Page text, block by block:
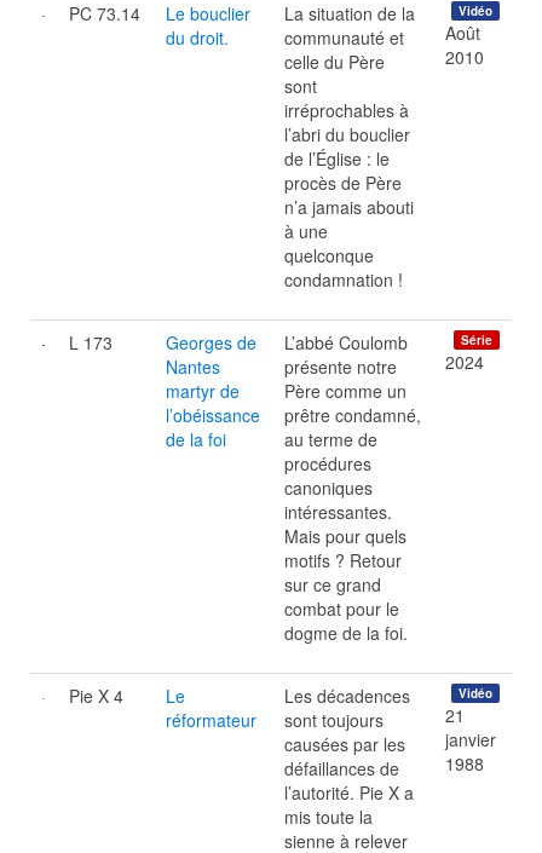
PC 73.14
Le bouclier
du droit.
La situation de la
communauté et
celle du Père
sont
irréprochables à
l’abri du bouclier
de l’Église : le
procès de Père
n’a jamais abouti
à une
quelconque
condamnation !
Vidéo
Août
2010
L 173
Georges de
Nantes
martyr de
l’obéissance
de la foi
L’abbé Coulomb
présente notre
Père comme un
prêtre condamné,
au terme de
procédures
canoniques
intéressantes.
Mais pour quels
motifs ? Retour
sur ce grand
combat pour le
dogme de la foi.
Série
2024
Pie X 4
Le
réformateur
Les décadences
sont toujours
causées par les
défaillances de
l’autorité. Pie X a
mis toute la
sienne à relever
Vidéo
21
janvier
1988